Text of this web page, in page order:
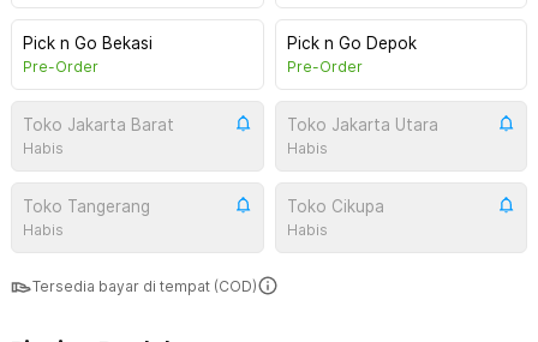
Pick n Go Bekasi
Pre-Order
Pick n Go Depok
Pre-Order
Toko Jakarta Barat
Habis
Toko Jakarta Utara
Habis
Toko Tangerang
Habis
Toko Cikupa
Habis
Tersedia bayar di tempat (COD)